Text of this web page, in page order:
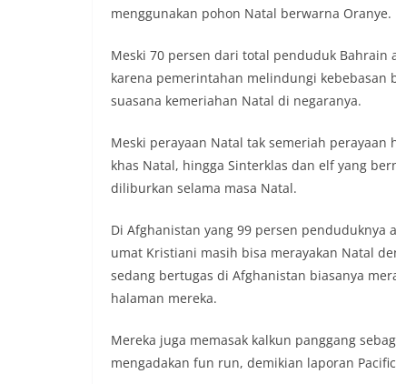
menggunakan pohon Natal berwarna Oranye.
Meski 70 persen dari total penduduk Bahrain
karena pemerintahan melindungi kebebasan
suasana kemeriahan Natal di negaranya.
Meski perayaan Natal tak semeriah
khas Natal, hingga Sinterklas dan elf yang
diliburkan selama masa Natal.
Di Afghanistan yang 99 persen
umat Kristiani masih bisa merayakan Natal
sedang bertugas di Afghanistan biasanya
halaman mereka.
Mereka juga memasak kalkun panggang
mengadakan fun run, demikian laporan